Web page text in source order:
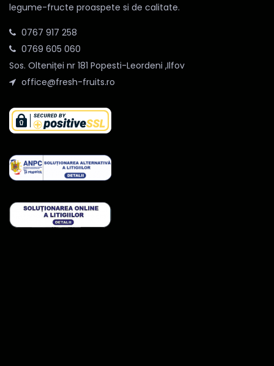
legume-fructe proaspete si de calitate.
0767 917 258
0769 605 060
Sos. Olteniței nr 181 Popesti-Leordeni ,Ilfov
office@fresh-fruits.ro